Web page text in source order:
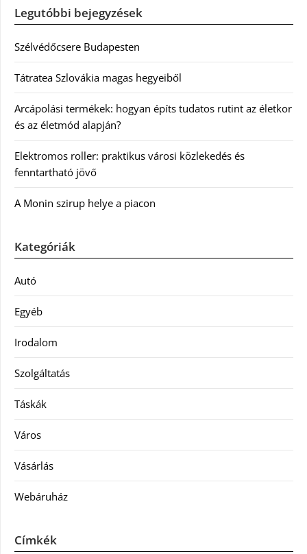
Legutóbbi bejegyzések
Szélvédőcsere Budapesten
Tátratea Szlovákia magas hegyeiből
Arcápolási termékek: hogyan építs tudatos rutint az életkor
és az életmód alapján?
Elektromos roller: praktikus városi közlekedés és
fenntartható jövő
A Monin szirup helye a piacon
Kategóriák
Autó
Egyéb
Irodalom
Szolgáltatás
Táskák
Város
Vásárlás
Webáruház
Címkék